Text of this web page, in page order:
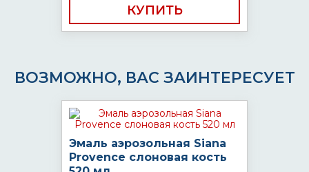
КУПИТЬ
ВОЗМОЖНО, ВАС ЗАИНТЕРЕСУЕТ
Эмаль аэрозольная Siana
Provence слоновая кость